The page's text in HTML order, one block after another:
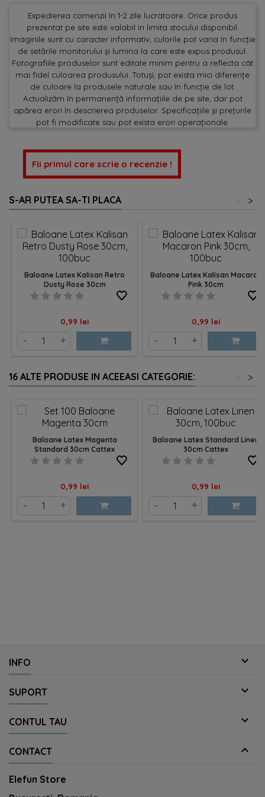
Expedierea comenzii în 1-2 zile lucratoare. Orice produs
prezentat pe site este valabil in limita stocului disponibil.
Imaginile sunt cu caracter informativ, culorile pot varia în funcție
de setările monitorului și lumina la care este expus produsul.
Fotografiile produselor sunt editate minim pentru a reflecta cât
mai fidel culoarea produsului. Totuși, pot exista mici diferențe
de culoare la produsele naturale sau în funcție de lot.
Actualizăm în permanență informațiile de pe site, dar pot
apărea erori în descrierea produselor. Specificațiile și prețurile
pot fi modificate sau pot exista erori operaționale.
Fii primul care scrie o recenzie !
S-AR PUTEA SA-TI PLACA >
<
Baloane Latex Kalisan Retro
Dusty Rose 30cm
Pret
0,99 lei
- +
Baloane Latex Kalisan Macaron
Pink 30cm
Pret
0,99 lei
- +
16 ALTE PRODUSE IN ACEEASI CATEGORIE: >
<
Baloane Latex Magenta
Standard 30cm Cattex
Pret
0,99 lei
- +
Baloane Latex Standard Linen
30cm Cattex
Pret
0,99 lei
- +
INFO 
SUPORT 
CONTUL TAU 
CONTACT 
Elefun Store